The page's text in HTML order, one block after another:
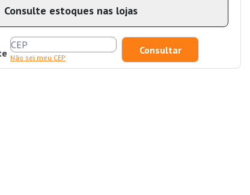
Consulte estoques nas lojas
Não sei meu CEP